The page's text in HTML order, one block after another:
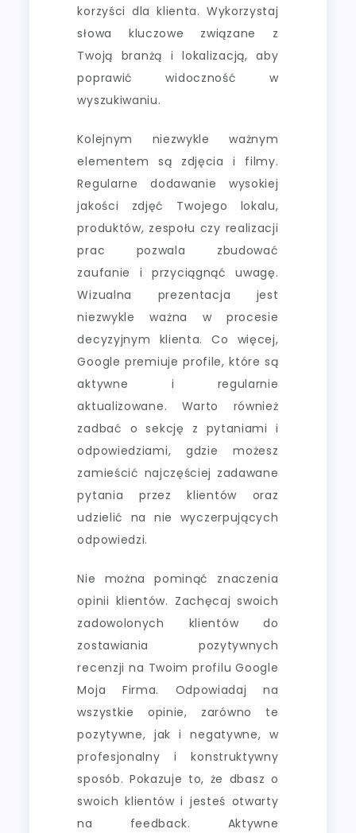
korzyści dla klienta. Wykorzystaj
słowa kluczowe związane z
Twoją branżą i lokalizacją, aby
poprawić widoczność w
wyszukiwaniu.
Kolejnym niezwykle ważnym
elementem są zdjęcia i filmy.
Regularne dodawanie wysokiej
jakości zdjęć Twojego lokalu,
produktów, zespołu czy realizacji
prac pozwala zbudować
zaufanie i przyciągnąć uwagę.
Wizualna prezentacja jest
niezwykle ważna w procesie
decyzyjnym klienta. Co więcej,
Google premiuje profile, które są
aktywne i regularnie
aktualizowane. Warto również
zadbać o sekcję z pytaniami i
odpowiedziami, gdzie możesz
zamieścić najczęściej zadawane
pytania przez klientów oraz
udzielić na nie wyczerpujących
odpowiedzi.
Nie można pominąć znaczenia
opinii klientów. Zachęcaj swoich
zadowolonych klientów do
zostawiania pozytywnych
recenzji na Twoim profilu Google
Moja Firma. Odpowiadaj na
wszystkie opinie, zarówno te
pozytywne, jak i negatywne, w
profesjonalny i konstruktywny
sposób. Pokazuje to, że dbasz o
swoich klientów i jesteś otwarty
na feedback. Aktywne